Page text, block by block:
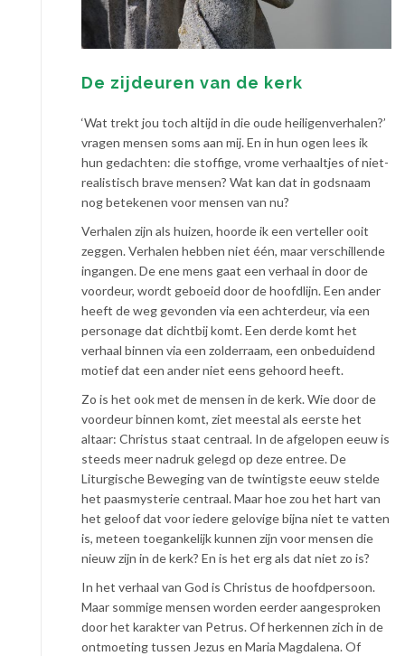
De zijdeuren van de kerk
‘Wat trekt jou toch altijd in die oude heiligenverhalen?’
vragen mensen soms aan mij. En in hun ogen lees ik
hun gedachten: die stoffige, vrome verhaaltjes of niet-
realistisch brave mensen? Wat kan dat in godsnaam
nog betekenen voor mensen van nu?
Verhalen zijn als huizen, hoorde ik een verteller ooit
zeggen. Verhalen hebben niet één, maar verschillende
ingangen. De ene mens gaat een verhaal in door de
voordeur, wordt geboeid door de hoofdlijn. Een ander
heeft de weg gevonden via een achterdeur, via een
personage dat dichtbij komt. Een derde komt het
verhaal binnen via een zolderraam, een onbeduidend
motief dat een ander niet eens gehoord heeft.
Zo is het ook met de mensen in de kerk. Wie door de
voordeur binnen komt, ziet meestal als eerste het
altaar: Christus staat centraal. In de afgelopen eeuw is
steeds meer nadruk gelegd op deze entree. De
Liturgische Beweging van de twintigste eeuw stelde
het paasmysterie centraal. Maar hoe zou het hart van
het geloof dat voor iedere gelovige bijna niet te vatten
is, meteen toegankelijk kunnen zijn voor mensen die
nieuw zijn in de kerk? En is het erg als dat niet zo is?
In het verhaal van God is Christus de hoofdpersoon.
Maar sommige mensen worden eerder aangesproken
door het karakter van Petrus. Of herkennen zich in de
ontmoeting tussen Jezus en Maria Magdalena. Of